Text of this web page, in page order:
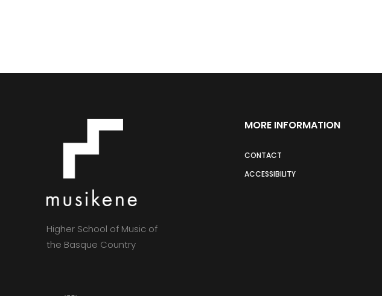
Higher School of Music of
the Basque Country
MORE INFORMATION
CONTACT
ACCESSIBILITY